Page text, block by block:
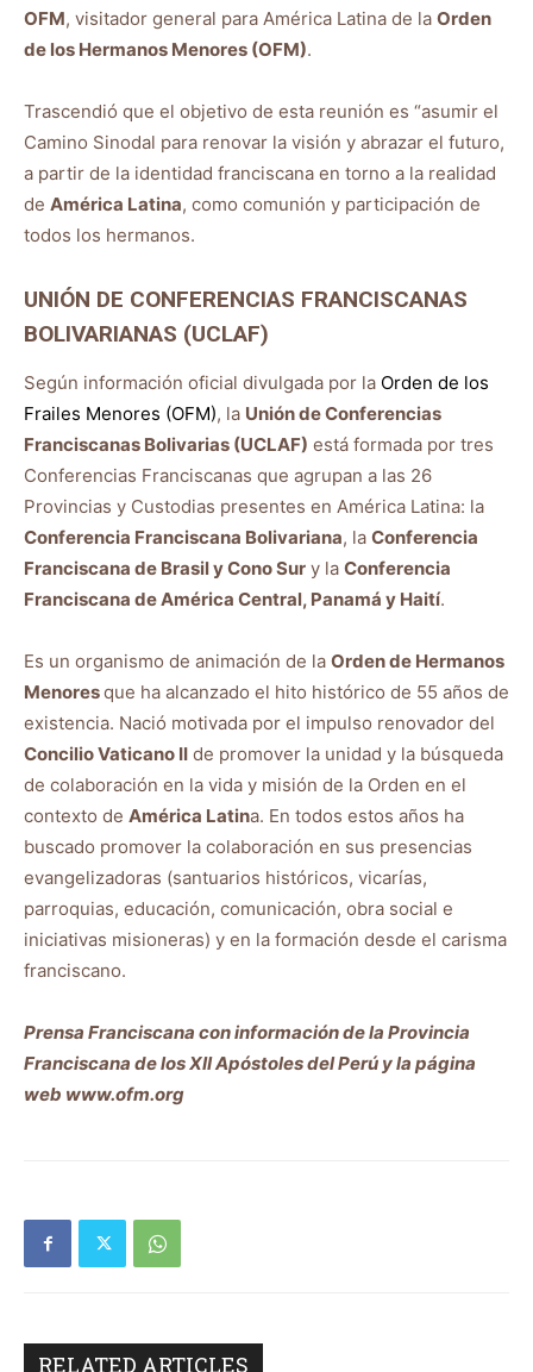
OFM, visitador general para América Latina de la Orden
de los Hermanos Menores (OFM).
Trascendió que el objetivo de esta reunión es “asumir el
Camino Sinodal para renovar la visión y abrazar el futuro,
a partir de la identidad franciscana en torno a la realidad
de América Latina, como comunión y participación de
todos los hermanos.
UNIÓN DE CONFERENCIAS FRANCISCANAS
BOLIVARIANAS (UCLAF)
Según información oficial divulgada por la Orden de los
Frailes Menores (OFM), la Unión de Conferencias
Franciscanas Bolivarias (UCLAF) está formada por tres
Conferencias Franciscanas que agrupan a las 26
Provincias y Custodias presentes en América Latina: la
Conferencia Franciscana Bolivariana, la Conferencia
Franciscana de Brasil y Cono Sur y la Conferencia
Franciscana de América Central, Panamá y Haití.
Es un organismo de animación de la Orden de Hermanos
Menoresque ha alcanzado el hito histórico de 55 años de
existencia. Nació motivada por el impulso renovador del
Concilio Vaticano II de promover la unidad y la búsqueda
de colaboración en la vida y misión de la Orden en el
contexto de América Latina. En todos estos años ha
buscado promover la colaboración en sus presencias
evangelizadoras (santuarios históricos, vicarías,
parroquias, educación, comunicación, obra social e
iniciativas misioneras) y en la formación desde el carisma
franciscano.
Prensa Franciscana con información de la Provincia
Franciscana de los XII Apóstoles del Perú y la página
web www.ofm.org
RELATED ARTICLES